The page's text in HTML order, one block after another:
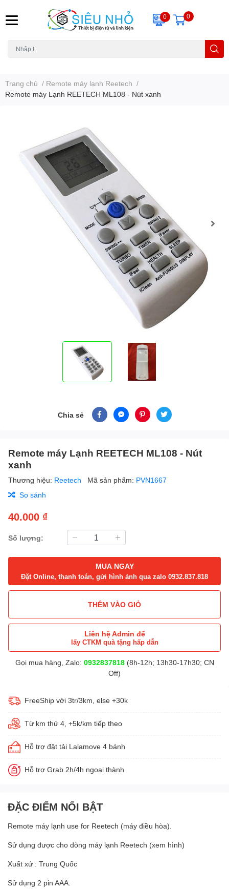
0 0
Trang chủ / Remote máy lạnh Reetech /
Remote máy Lạnh REETECH ML108 - Nút xanh
Chia sẻ
Remote máy Lạnh REETECH ML108 - Nút
xanh
Thương hiệu: Reetech Mã sản phẩm: PVN1667
So sánh
40.000 ₫
Số lượng:
MUA NGAY
Đặt Online, thanh toán, gửi hình ảnh qua zalo 0932.837.818
THÊM VÀO GIỎ
Liên hệ Admin để
lấy CTKM quà tặng hấp dẫn
Gọi mua hàng, Zalo: 0932837818(8h-12h; 13h30-17h30; CN
Off)
FreeShip với 3tr/3km, else +30k
Từ km thứ 4, +5k/km tiếp theo
Hỗ trợ đặt tải Lalamove 4 bánh
Hỗ trợ Grab 2h/4h ngoại thành
ĐẶC ĐIỂM NỔI BẬT
Remote máy lạnh use for Reetech (máy điều hòa).
Sử dụng được cho dòng máy lạnh Reetech (xem hình)
Xuất xứ : Trung Quốc
Sử dụng 2 pin AAA.